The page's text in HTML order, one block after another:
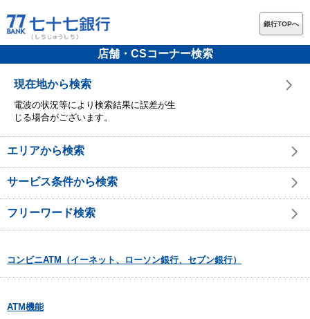
銀行TOPへ
店舗・CSコーナー検索
現在地から検索
電波の状況等により検索結果に誤差が生
じる場合がございます。
エリアから検索
サービス条件から検索
フリーワード検索
コンビニATM（イーネット、ローソン銀行、セブン銀行）
ATM機能